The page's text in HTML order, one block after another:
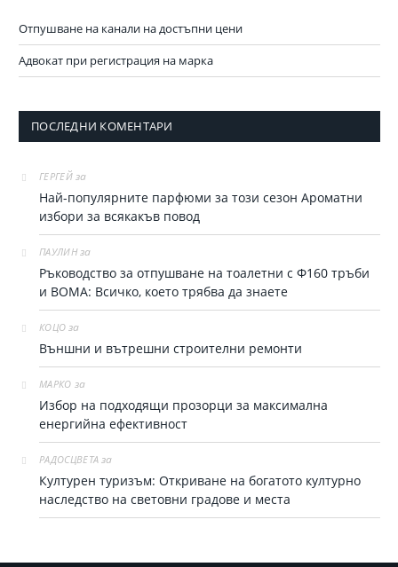
Отпушване на канали на достъпни цени
Адвокат при регистрация на марка
ПОСЛЕДНИ КОМЕНТАРИ
ГЕРГЕЙза
Най-популярните парфюми за тoзи сезон Ароматни
избори за всякакъв повод
ПАУЛИНза
Ръководство за отпушване на тоалетни с Ф160 тръби
и ВОМА: Всичко, което трябва да знаете
КОЦО за
Външни и вътрешни строителни ремонти
МАРКО за
Избор на подходящи прозорци за максимална
енергийна ефективност
РАДОСЦВЕТА за
Културен туризъм: Откриване на богатото културно
наследство на световни градове и места